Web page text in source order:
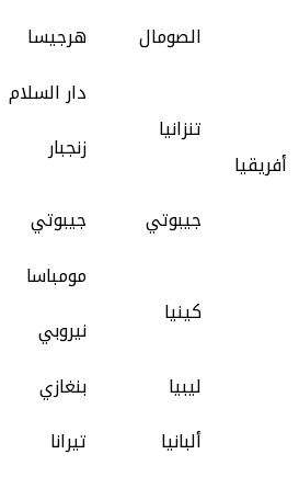
أفريقيا
الصومال
هرجيسا
تنزانيا
دار السلام
زنجبار
جيبوتي
جيبوتي
كينيا
مومباسا
نيروبي
ليبيا
بنغازي
ألبانيا
تيرانا